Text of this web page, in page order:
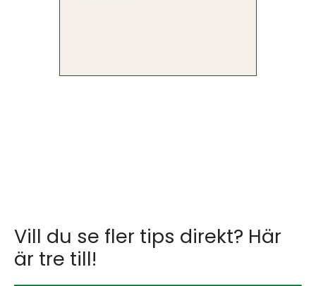
Vill du se fler tips direkt? Här
är tre till!